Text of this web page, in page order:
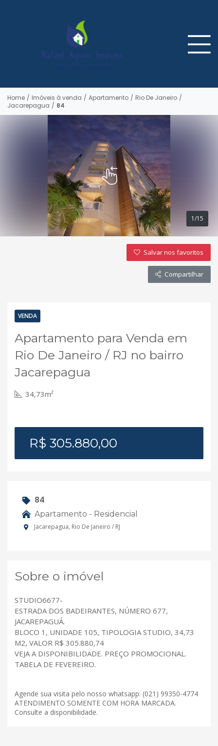
Home / Imóveis à venda / Apartamento / Rio De Janeiro /
Jacarepagua / 84
1/15
Salvar nos favoritos
Compartilhar
VENDA
Apartamento para Venda em
Rio De Janeiro / RJ no bairro
Jacarepagua
34,73m²
R$ 305.880,00
84
Apartamento - Residencial
Jacarepagua, Rio De Janeiro / RJ
Sobre o imóvel
STUDIO6677-
ESTRADA DOS BADEIRANTES, NÚMERO 677,
JACAREPAGUÁ.
BLOCO 1, UNIDADE 105, TIPOLOGIA STUDIO, 34,73
M2, VALOR R$ 305.880,74
VEJA A DISPONIBILIDADE. PREÇO PROMOCIONAL.
TABELA DE FEVEREIRO.
Agende sua visita pelo nosso whatsapp: (021) 99350-4774
ATENDIMENTO SOMENTE COM HORA MARCADA.
Consulte a disponibilidade.